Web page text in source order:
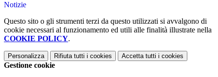
Notizie
Questo sito o gli strumenti terzi da questo utilizzati si avvalgono di
cookie necessari al funzionamento ed utili alle finalità illustrate nella
COOKIE POLICY.
Personalizza Rifiuta tutti i cookies Accetta tutti i cookies
Gestione cookie